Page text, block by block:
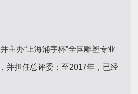
主办“上海浦宇杯”全国雕塑专业
并担任总评委；至2017年，已经